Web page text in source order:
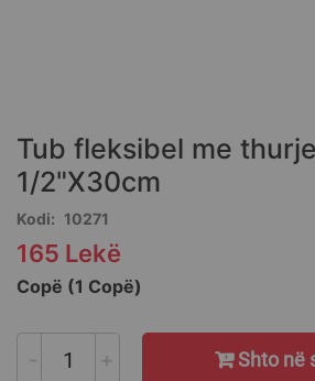
beginning
of
the
images
gallery
Tub fleksibel me
1/2"X30cm
Kodi 10271
165 Lekë
Copë (1 Copë)
- + Shto në